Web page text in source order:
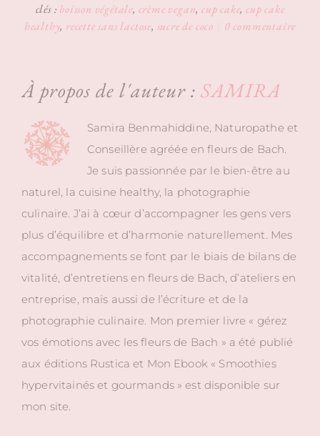
clés : boisson végétale, crème vegan,cup cake,cup cake
healthy, recette sans lactose, sucre de coco 0 commentaire
À propos de l'auteur : SAMIRA
Samira Benmahiddine, Naturopathe et
Conseillère agréée en fleurs de Bach.
Je suis passionnée par le bien-être au
naturel, la cuisine healthy, la photographie
culinaire. J’ai à cœur d’accompagner les gens vers
plus d’équilibre et d’harmonie naturellement. Mes
accompagnements se font par le biais de bilans de
vitalité, d’entretiens en fleurs de Bach, d’ateliers en
entreprise, mais aussi de l’écriture et de la
photographie culinaire. Mon premier livre « gérez
vos émotions avec les fleurs de Bach » a été publié
aux éditions Rustica et Mon Ebook « Smoothies
hypervitainés et gourmands » est disponible sur
mon site.